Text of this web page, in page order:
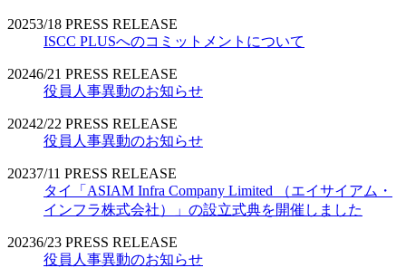
20253/18 PRESS RELEASE
ISCC PLUSへのコミットメントについて
20246/21 PRESS RELEASE
役員人事異動のお知らせ
20242/22 PRESS RELEASE
役員人事異動のお知らせ
20237/11 PRESS RELEASE
タイ「ASIAM Infra Company Limited （エイサイアム・
インフラ株式会社）」の設立式典を開催しました
20236/23 PRESS RELEASE
役員人事異動のお知らせ